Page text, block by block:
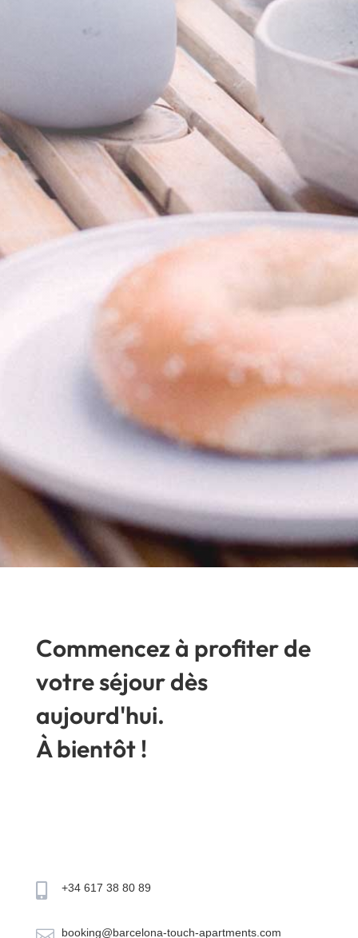
Commencez à profiter de
votre séjour dès
aujourd'hui.
À bientôt !
 +34 617 38 80 89
booking@barcelona-touch-apartments.com